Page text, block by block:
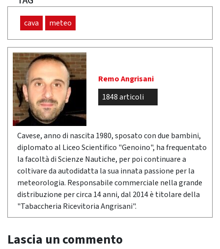
cava meteo
Remo Angrisani
1848 articoli
Cavese, anno di nascita 1980, sposato con due bambini,
diplomato al Liceo Scientifico "Genoino", ha frequentato
la facoltà di Scienze Nautiche, per poi continuare a
coltivare da autodidatta la sua innata passione per la
meteorologia. Responsabile commerciale nella grande
distribuzione per circa 14 anni, dal 2014 è titolare della
"Tabaccheria Ricevitoria Angrisani".
Lascia un commento